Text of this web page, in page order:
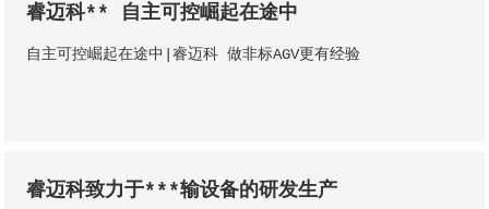
睿迈科** 自主可控崛起在途中
自主可控崛起在途中|睿迈科 做非标AGV更有经验
睿迈科致力于***输设备的研发生产